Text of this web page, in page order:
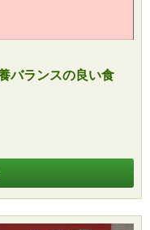
バランスの良い食